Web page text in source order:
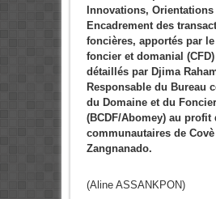
Innovations, Orientations
Encadrement des
foncières, apportés par le
foncier et domanial
détaillés par Djima
Responsable du Bureau
du Domaine et du Foncier
(BCDF/Abomey) au profit
communautaires de Covè
Zangnanado.
(Aline ASSANKPON)